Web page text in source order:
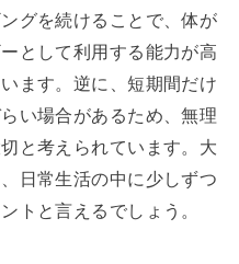
グを続けることで、体が
として利用する能力が高
ます。逆に、短期間だけ
い場合があるため、無理
と考えられています。大
日常生活の中に少しずつ
トと言えるでしょう。